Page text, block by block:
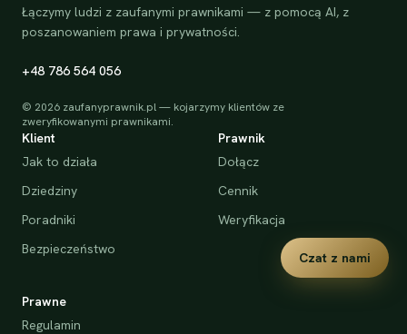
Łączymy ludzi z zaufanymi prawnikami — z pomocą AI, z
poszanowaniem prawa i prywatności.
+48 786 564 056
© 2026 zaufanyprawnik.pl — kojarzymy klientów ze
zweryfikowanymi prawnikami.
Klient
Jak to działa
Dziedziny
Poradniki
Bezpieczeństwo
Prawnik
Dołącz
Cennik
Weryfikacja
Prawne
Regulamin
Czat z nami